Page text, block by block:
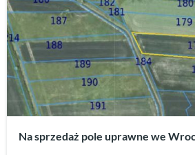
Na sprzedaż pole uprawne we